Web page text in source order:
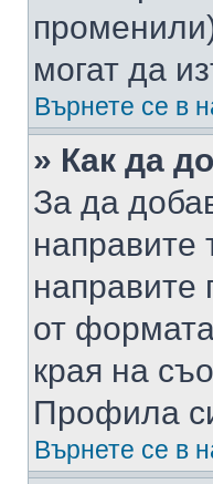
могат да
Върнете се в
» Как да
За да
направите
направите
от
края на
Профила
Върнете се в